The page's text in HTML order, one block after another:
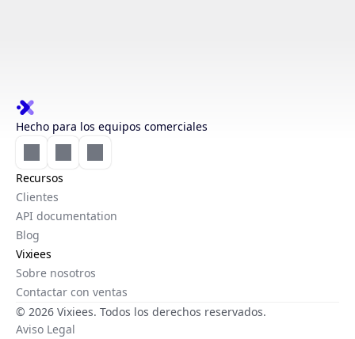
Hecho para los equipos comerciales
Recursos
Clientes
API documentation
Blog
Vixiees
Sobre nosotros
Contactar con ventas
© 2026 Vixiees. Todos los derechos reservados.
Aviso Legal